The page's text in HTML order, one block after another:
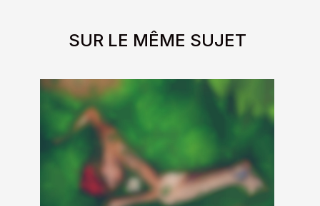
SUR LE MÊME SUJET